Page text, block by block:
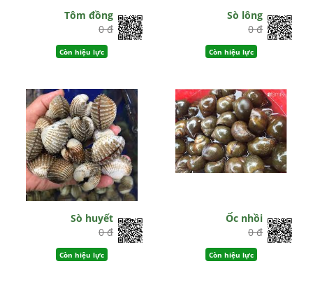
Tôm đồng
0 đ
Còn hiệu lực
Sò lông
0 đ
Còn hiệu lực
Sò huyết
0 đ
Còn hiệu lực
Ốc nhồi
0 đ
Còn hiệu lực